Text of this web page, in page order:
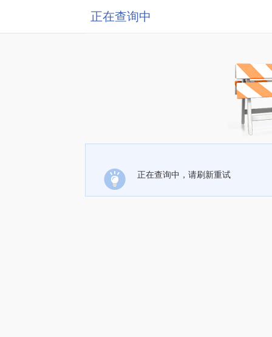
正在查询中
正在查询中，请刷新重试